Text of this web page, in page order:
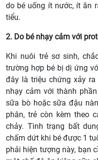
do bé uống ít nước, ít ăn
tiểu.
2. Do bé nhạy cảm với
Khi nuôi trẻ sơ sinh,
trường hợp bé bị dị ứng
đây là triệu chứng xảy
nhạy cảm với thành
sữa bò hoặc sữa đậu
phân, trẻ còn kèm theo
chảy. Tình trạng bất
chấm dứt khi bé được 1
phải hiện tượng này, bạn